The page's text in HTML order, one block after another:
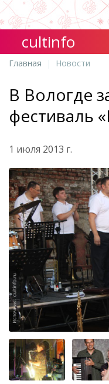
cultinfo
Главная Новости
В Вологде
фестиваль
1 июля 2013 г.